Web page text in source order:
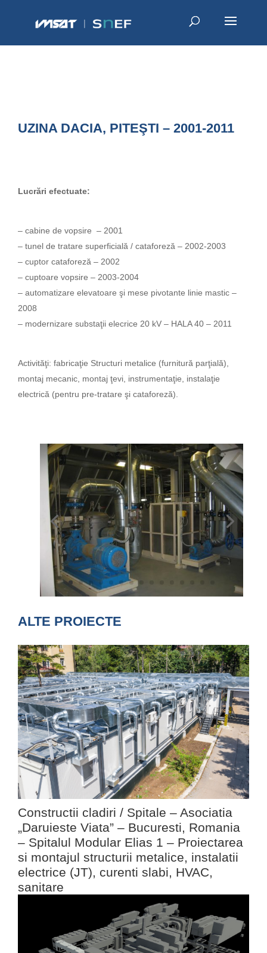
UZINA DACIA, PITEŞTI – 2001-2011
Lucrări efectuate:
– cabine de vopsire – 2001
– tunel de tratare superficială / cataforeză – 2002-2003
– cuptor cataforeză – 2002
– cuptoare vopsire – 2003-2004
– automatizare elevatoare şi mese pivotante linie mastic –
2008
– modernizare substaţii elecrice 20 kV – HALA 40 – 2011
Activităţi: fabricaţie Structuri metalice (furnitură parţială),
montaj mecanic, montaj ţevi, instrumentaţie, instalaţie
electrică (pentru pre-tratare şi cataforeză).
ALTE PROIECTE
Constructii cladiri / Spitale – Asociatia
„Daruieste Viata” – Bucuresti, Romania
– Spitalul Modular Elias 1 – Proiectarea
si montajul structurii metalice, instalatii
electrice (JT), curenti slabi, HVAC,
sanitare